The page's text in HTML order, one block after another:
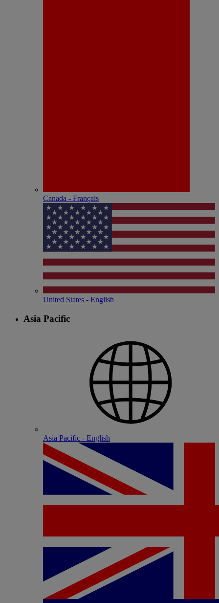
Canada - Français
United States - English
Asia Pacific
Asia Pacific - English